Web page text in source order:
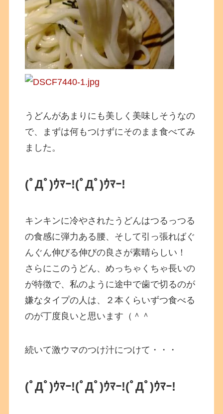
うどんがあまりにも美しく美味しそうなの
で、まずは何もつけずにそのまま食べてみ
ました。
(ﾟДﾟ)ｳﾏｰ!(ﾟДﾟ)ｳﾏｰ!
キンキンに冷やされたうどんはつるっつる
の食感に弾力ある腰、そして引っ張ればぐ
んぐん伸びる伸びの良さが素晴らしい！
さらにこのうどん、めっちゃくちゃ長いの
が特徴で、私のように途中で歯で切るのが
嫌なタイプの人は、２本くらいずつ食べる
のが丁度良いと思います（＾＾
続いて激ウマのつけ汁につけて・・・
(ﾟДﾟ)ｳﾏｰ!(ﾟДﾟ)ｳﾏｰ!(ﾟДﾟ)ｳﾏｰ!